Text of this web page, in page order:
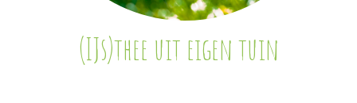
(IJs)thee uit eigen tuin